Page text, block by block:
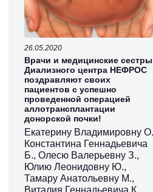
26.05.2020
Врачи и медицинские сестры
Диализного центра НЕФРОС
поздравляют своих
пациентов с успешно
проведенной операцией
аллотрансплантации
донорской почки!
Екатерину Владимировну
Константина Геннадьевича
Б., Олесю Валерьевну З.,
Юлию Леонидовну Ю.,
Тамару Анатольевну М.,
Виталия Геннадьевича К.,...